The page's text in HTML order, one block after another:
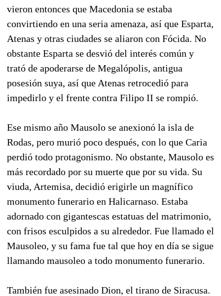
vieron entonces que Macedonia se estaba
convirtiendo en una seria amenaza, así que Esparta,
Atenas y otras ciudades se aliaron con Fócida. No
obstante Esparta se desvió del interés común y
trató de apoderarse de Megalópolis, antigua
posesión suya, así que Atenas retrocedió para
impedirlo y el frente contra Filipo II se rompió.
Ese mismo año Mausolo se anexionó la isla de
Rodas, pero murió poco después, con lo que Caria
perdió todo protagonismo. No obstante, Mausolo es
más recordado por su muerte que por su vida. Su
viuda, Artemisa, decidió erigirle un magnífico
monumento funerario en Halicarnaso. Estaba
adornado con gigantescas estatuas del matrimonio,
con frisos esculpidos a su alrededor. Fue llamado el
Mausoleo, y su fama fue tal que hoy en día se sigue
llamando mausoleo a todo monumento funerario.
También fue asesinado Dion, el tirano de Siracusa.